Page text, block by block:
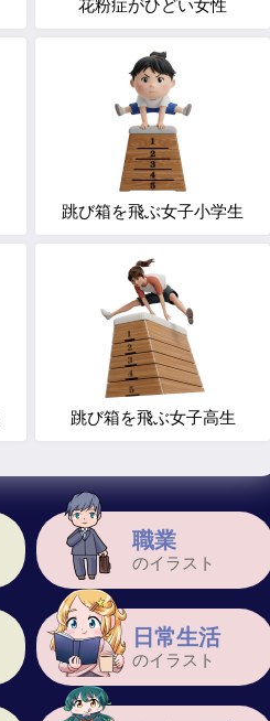
職業
のイラスト
日常生活
のイラスト
花粉症がひどい女性
跳び箱を飛ぶ女子小学生
跳び箱を飛ぶ女子高生